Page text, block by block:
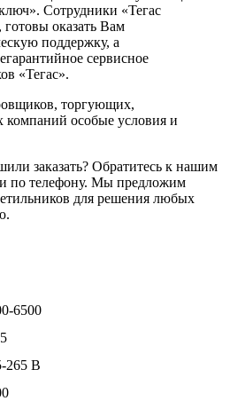
Сотрудники «Тегас
готовы оказать Вам
поддержку, а
сервисное
«Тегас».
торгующих,
особые условия и
заказать? Обратитесь к нашим
по телефону. Мы предложим
для решения любых
6500
265 В